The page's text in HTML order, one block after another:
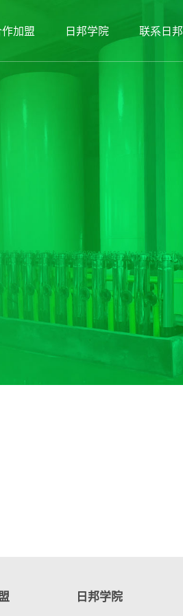
作加盟 日邦学院 联系日邦
日邦学院